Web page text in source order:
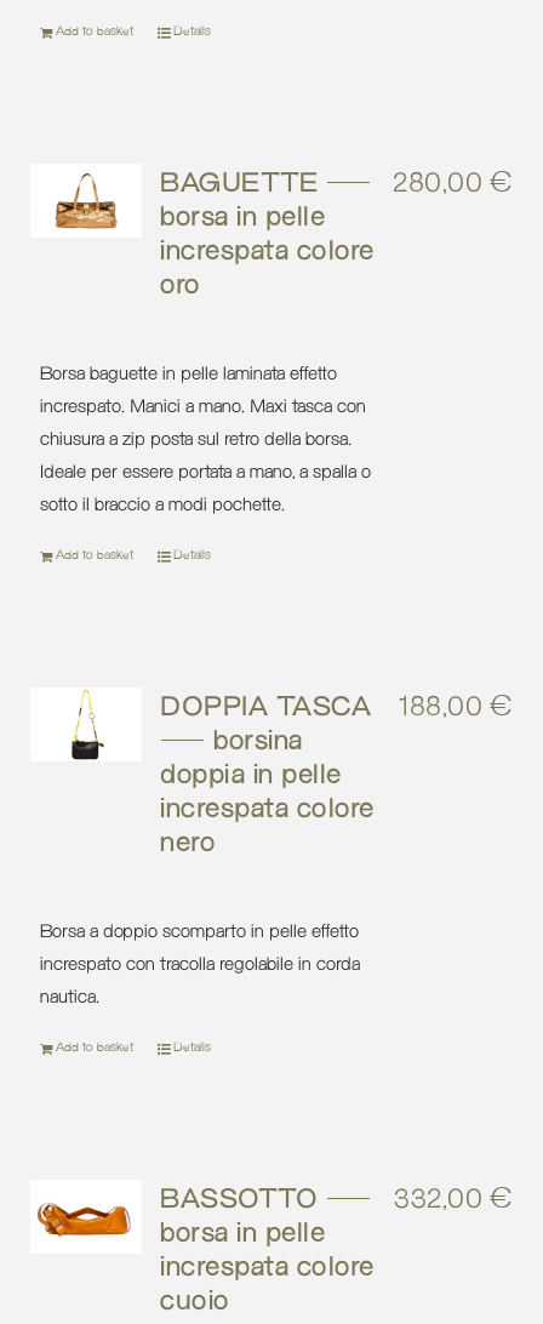
Add to basket Details
BAGUETTE –
borsa in pelle
increspata colore
oro
280,00€
Borsa baguette in pelle laminata effetto
increspato. Manici a mano. Maxi tasca con
chiusura a zip posta sul retro della borsa.
Ideale per essere portata a mano, a spalla o
sotto il braccio a modi pochette.
Add to basket Details
DOPPIA TASCA
– borsina
doppia in pelle
increspata colore
nero
188,00€
Borsa a doppio scomparto in pelle effetto
increspato con tracolla regolabile in corda
nautica.
Add to basket Details
BASSOTTO –
borsa in pelle
increspata colore
cuoio
332,00€